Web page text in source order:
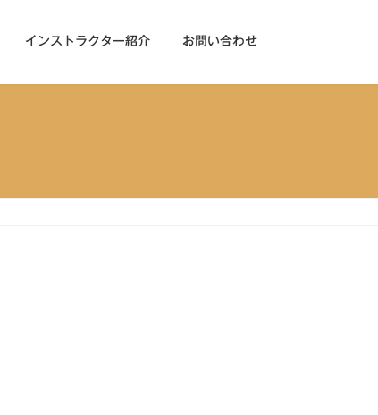
インストラクター紹介 お問い合わせ